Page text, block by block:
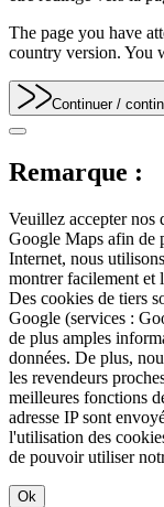
The page you have
country version. You
Continuer /
Remarque :
Veuillez accepter nos
Google Maps afin de
Internet, nous
montrer facilement et
Des cookies de tiers
Google (services :
de plus amples
données. De plus,
les revendeurs
meilleures fonctions
adresse IP sont
l'utilisation des
de pouvoir utiliser
Ok